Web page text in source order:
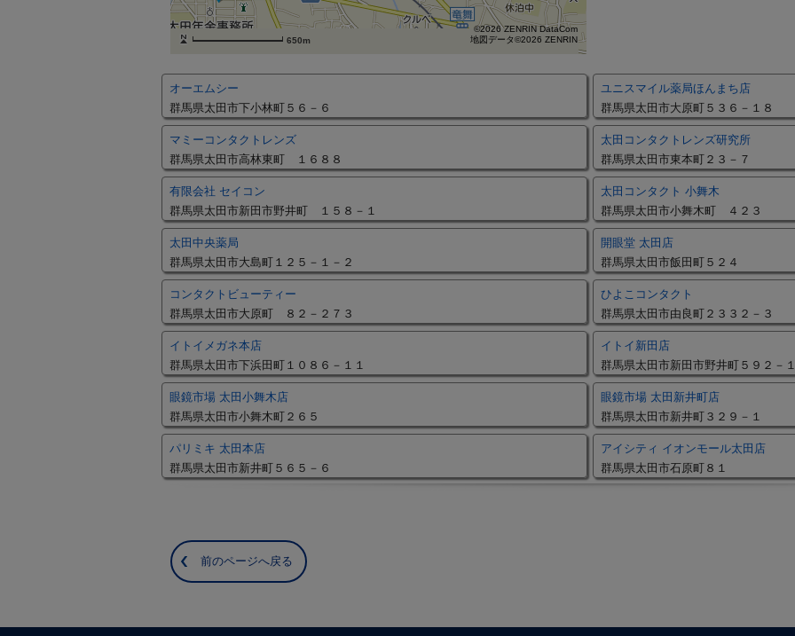
650m
©2026 ZENRIN DataCom
地図データ©2026 ZENRIN
オーエムシー
群馬県太田市下小林町５６－６
ユニスマイル薬局ほんまち店
群馬県太田市大原町５３６－１８
マミーコンタクトレンズ
群馬県太田市高林東町 １６８８
太田コンタクトレンズ研究所
群馬県太田市東本町２３－７
有限会社 セイコン
群馬県太田市新田市野井町 １５８－１
太田コンタクト 小舞木
群馬県太田市小舞木町 ４２３
太田中央薬局
群馬県太田市大島町１２５－１－２
開眼堂 太田店
群馬県太田市飯田町５２４
コンタクトビューティー
群馬県太田市大原町 ８２－２７３
ひよこコンタクト
群馬県太田市由良町２３３２－３
イトイメガネ本店
群馬県太田市下浜田町１０８６－１１
イトイ新田店
群馬県太田市新田市野井町５９２－
眼鏡市場 太田小舞木店
群馬県太田市小舞木町２６５
眼鏡市場 太田新井町店
群馬県太田市新井町３２９－１
パリミキ 太田本店
群馬県太田市新井町５６５－６
アイシティ イオンモール太田店
群馬県太田市石原町８１
前のページへ戻る